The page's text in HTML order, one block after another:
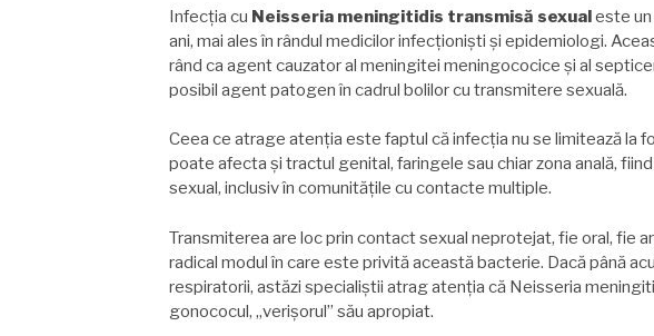
Infecția cu Neisseria meningitidis transmisă sexualeste
ani, mai ales în rândul medicilor infecționiști și epidemiologi.
rând ca agent cauzator al meningitei meningococice și al
posibil agent patogen în cadrul bolilor cu transmitere sexuală.
Ceea ce atrage atenția este faptul că infecția nu se limitează la
poate afecta și tractul genital, faringele sau chiar zona anală,
sexual, inclusiv în comunitățile cu contacte multiple.
Transmiterea are loc prin contact sexual neprotejat, fie oral, fie
radical modul în care este privită această bacterie. Dacă până
respiratorii, astăzi specialiștii atrag atenția că Neisseria
gonococul, „verișorul” său apropiat.